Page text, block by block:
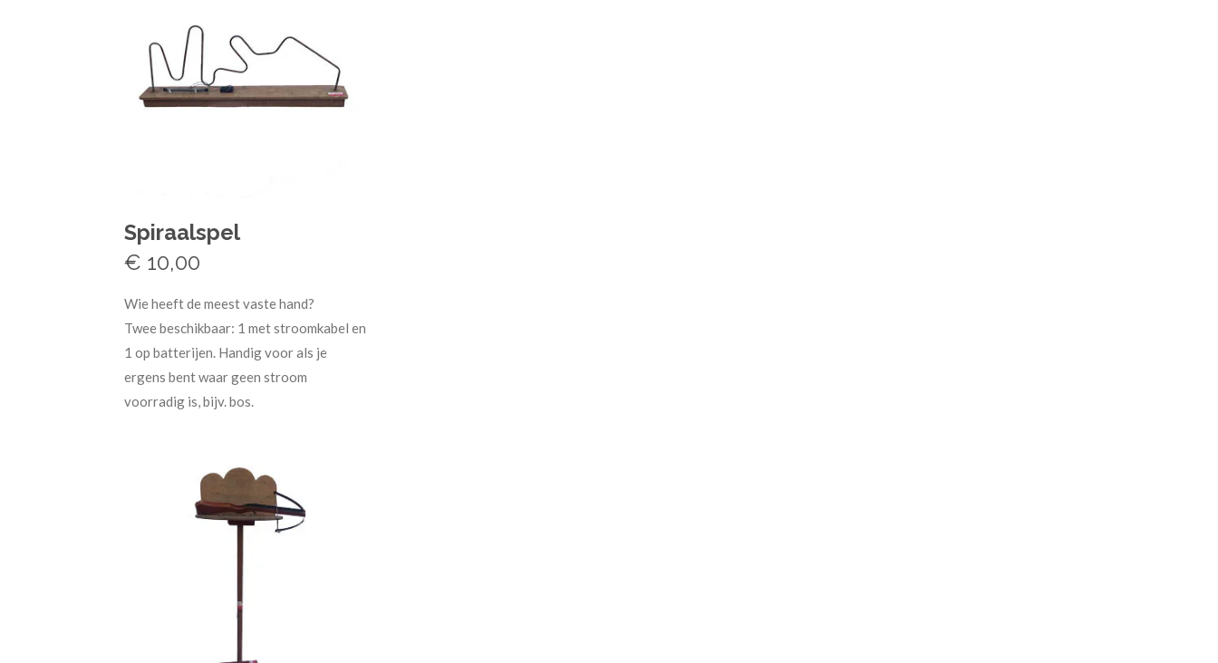
Spiraalspel
€ 10,00
Wie heeft de meest vaste hand?
Twee beschikbaar: 1 met stroomkabel en
1 op batterijen. Handig voor als je
ergens bent waar geen stroom
voorradig is, bijv. bos.